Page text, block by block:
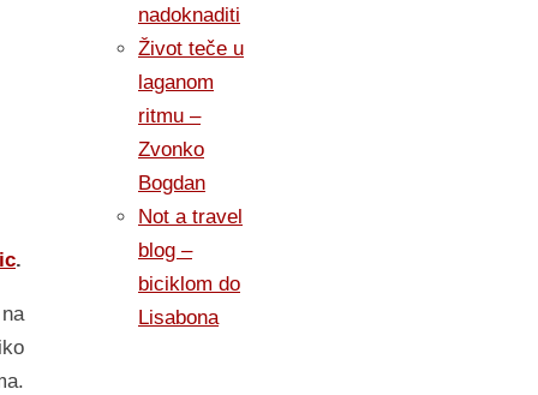
.
nadoknaditi
Život teče u
laganom
ritmu –
Zvonko
Bogdan
Not a travel
blog –
biciklom do
Lisabona